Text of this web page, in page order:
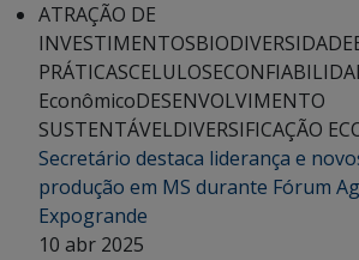
ATRAÇÃO DE
INVESTIMENTOSBIODIVERSIDADE
PRÁTICASCELULOSE
EconômicoDESENVOLVIMENTO
SUSTENTÁVELDIVERSIFICAÇÃO
Secretário destaca liderança e
produção em MS durante Fórum
Expogrande
10 abr 2025